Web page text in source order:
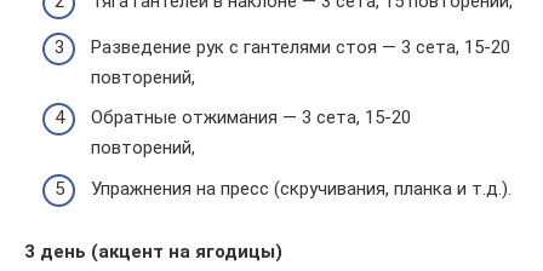
Разведение рук с гантелями стоя — 3 сета, 15-20
повторений,
Обратные отжимания — 3 сета, 15-20
повторений,
Упражнения на пресс (скручивания, планка и т.д.).
3 день (акцент на ягодицы)